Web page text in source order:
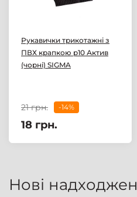
Рукавички трикотажні з
ПВХ крапкою р10 Актив
(чорні) SIGMA
21 грн. -14%
18 грн.
Нові